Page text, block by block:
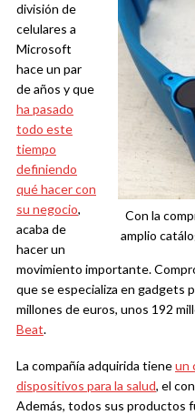
Con la
amplio
división de
celulares a
Microsoft
hace un par
de años y que
ha pasado
todo este
tiempo
definiendo
qué hacer con
su negocio,
acaba de
hacer un
movimiento importante.
que se especializa en gadgets
millones de euros, unos 192
Beat.
La compañía adquirida tieneun
dispositivos para la salud, el
Además, todos sus productos